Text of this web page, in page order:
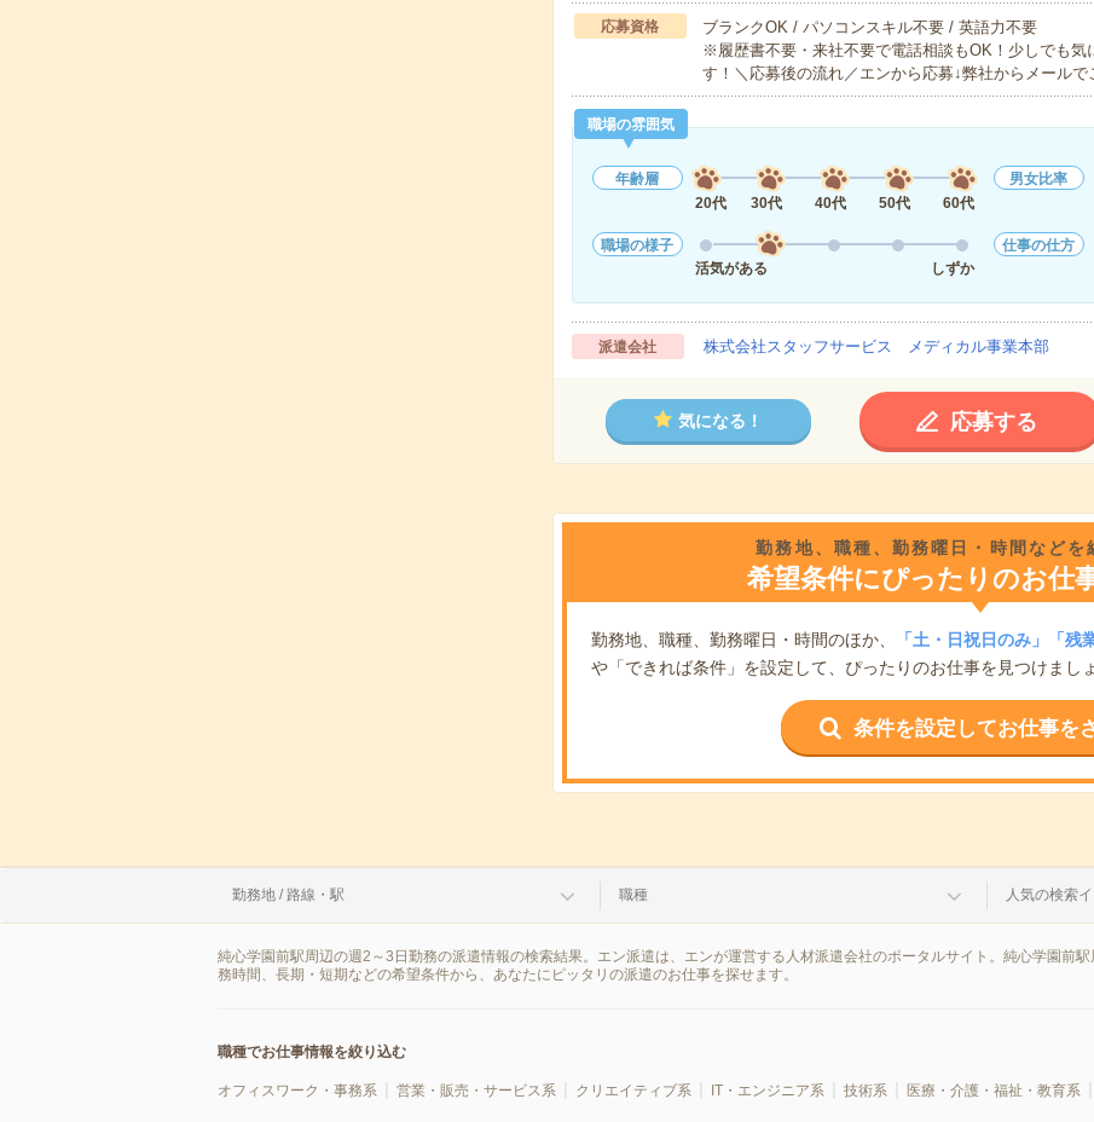
応募資格
ブランクOK / パソコンスキル不要 / 英語力不要
※履歴書不要・来社不要で電話相談もOK！少しでも気
す！＼応募後の流れ／エンから応募↓弊社からメール
職場の雰囲気
年齢層
20代
30代 40代 50代 60代
男女比率
職場の様子
活気がある
しずか
仕事の仕方
派遣会社 株式会社スタッフサービス メディカル事業本部
気になる！ 応募する
勤務地、職種、勤務曜日・時間などを
希望条件にぴったりのお仕
勤務地、職種、勤務曜日・時間のほか、 「土・日祝日のみ」「残
や「できれば条件」を設定して、ぴったりのお仕事を見つけまし
条件を設定してお仕事を
勤務地 / 路線・駅 職種 人気の検索
純心学園前駅周辺の週2～3日勤務の派遣情報の検索結果。エン派遣は、エンが運営する人材派遣会社のポータルサイト。純心学園前
務時間、長期・短期などの希望条件から、あなたにピッタリの派遣のお仕事を探せます。
職種でお仕事情報を絞り込む
オフィスワーク・事務系 営業・販売・サービス系 クリエイティブ系 IT・エンジニア系 技術系 医療・介護・福祉・教育系